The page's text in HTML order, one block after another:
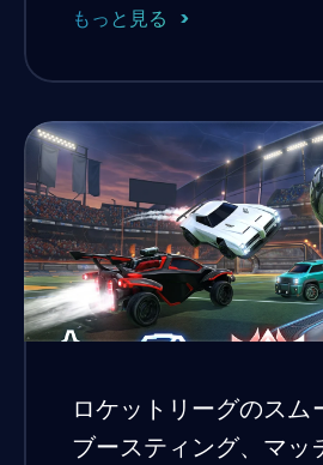
もっと見る
ロケットリーグのスム
ブースティング、マッ